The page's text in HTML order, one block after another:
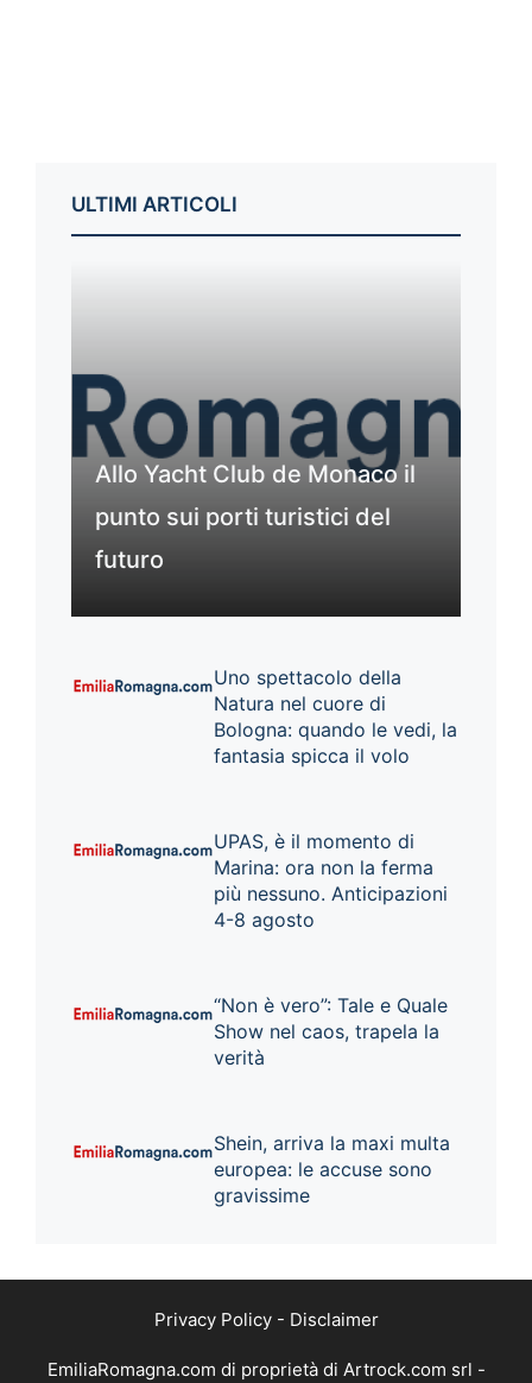
ULTIMI ARTICOLI
Allo Yacht Club de Monaco il
punto sui porti turistici del
futuro
Uno spettacolo della
Natura nel cuore di
Bologna: quando le vedi, la
fantasia spicca il volo
UPAS, è il momento di
Marina: ora non la ferma
più nessuno. Anticipazioni
4-8 agosto
“Non è vero”: Tale e Quale
Show nel caos, trapela la
verità
Shein, arriva la maxi multa
europea: le accuse sono
gravissime
Privacy Policy- Disclaimer
EmiliaRomagna.com di proprietà di Artrock.com srl -